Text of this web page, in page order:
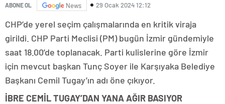
ABONE OL News 29 Ocak 2024 12:12
CHP’de yerel seçim çalışmalarında en kritik viraja
girildi. CHP Parti Meclisi (PM) bugün İzmir gündemiyle
saat 18.00’de toplanacak. Parti kulislerine göre İzmir
için mevcut başkan Tunç Soyer ile Karşıyaka Belediye
Başkanı Cemil Tugay’ın adı öne çıkıyor.
İBRE CEMİL TUGAY’DAN YANA AĞIR BASIYOR